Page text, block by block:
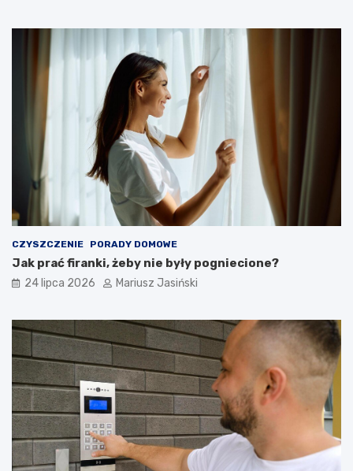
CZYSZCZENIE PORADY DOMOWE
Jak prać firanki, żeby nie były pogniecione?
24 lipca 2026 Mariusz Jasiński